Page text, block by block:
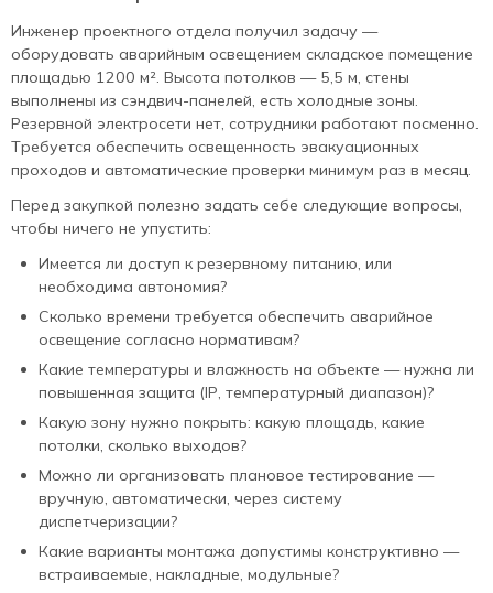
Инженер проектного отдела получил задачу —
оборудовать аварийным освещением складское помещение
площадью 1200 м². Высота потолков — 5,5 м, стены
выполнены из сэндвич-панелей, есть холодные зоны.
Резервной электросети нет, сотрудники работают посменно.
Требуется обеспечить освещенность эвакуационных
проходов и автоматические проверки минимум раз в месяц.
Перед закупкой полезно задать себе следующие вопросы,
чтобы ничего не упустить:
Имеется ли доступ к резервному питанию, или
необходима автономия?
Сколько времени требуется обеспечить аварийное
освещение согласно нормативам?
Какие температуры и влажность на объекте — нужна ли
повышенная защита (IP, температурный диапазон)?
Какую зону нужно покрыть: какую площадь, какие
потолки, сколько выходов?
Можно ли организовать плановое тестирование —
вручную, автоматически, через систему
диспетчеризации?
Какие варианты монтажа допустимы конструктивно —
встраиваемые, накладные, модульные?